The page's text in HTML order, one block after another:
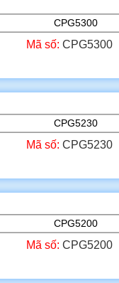
Mã số:CPG5300
Mã số:CPG5230
Mã số:CPG5200